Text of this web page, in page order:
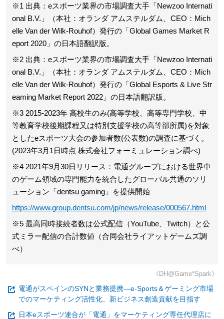
※1 出典：eスポーツ業界の市場調査大手「Newzoo Internati
onal B.V.」（本社：オランダ アムステルダム、CEO：Mich
elle Van der Wilk-Rouhof）発行の「Global Games Market R
eport 2020」の日本語翻訳版。
※2 出典：eスポーツ業界の市場調査大手「Newzoo Internati
onal B.V.」（本社：オランダ アムステルダム、CEO：Mich
elle Van der Wilk-Rouhof）発行の「Global Esports & Live Str
eaming Market Report 2022」の日本語翻訳版。
※3 2015-2023年 高校生のみ(高等学校、高等専門学校、中
等教育学校後期課程又は特別支援学校の高等部所属)を対象
としたeスポーツ大会の参加者数(公表数)の調査に基づく。
(2023年3月1日時点 株式会社フォーミュレーション調べ)
※4 2021年9月30日リリース：電通グループにおける世界中
のゲーム領域の専門能力を統合したグローバル共通のソリ
ューション「dentsu gaming」を提供開始
https://www.group.dentsu.com/jp/news/release/000567.html
※5 最高同時接続者数は公式配信（YouTube、Twitch）と公
式ミラー配信の合計数値（合同会社ライアットゲームズ調
べ）
《DH@Game*Spark》
電通がスペインのSYNと業務提携―e-Sports＆ゲーミング市場
でのマーケティング活性化、新ビジネス創造貢献を目指す
日本eスポーツ連合が「電通」をマーケティング専任代理店に